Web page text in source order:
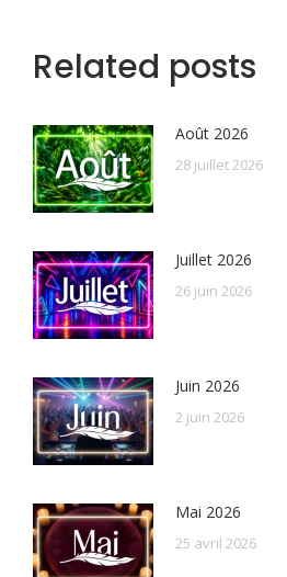
Related posts
Août 2026
28 juillet 2026
Juillet 2026
26 juin 2026
Juin 2026
2 juin 2026
Mai 2026
25 avril 2026